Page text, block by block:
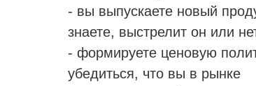
- вы выпускаете новый
знаете, выстрелит он или
- формируете ценовую
убедиться, что вы в рынке